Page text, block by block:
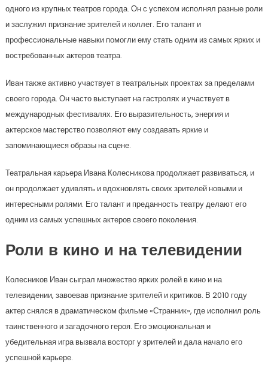
одного из крупных театров города. Он с успехом исполнял разные роли
и заслужил признание зрителей и коллег. Его талант и
профессиональные навыки помогли ему стать одним из самых ярких и
востребованных актеров театра.
Иван также активно участвует в театральных проектах за пределами
своего города. Он часто выступает на гастролях и участвует в
международных фестивалях. Его выразительность, энергия и
актерское мастерство позволяют ему создавать яркие и
запоминающиеся образы на сцене.
Театральная карьера Ивана Колесникова продолжает развиваться, и
он продолжает удивлять и вдохновлять своих зрителей новыми и
интересными ролями. Его талант и преданность театру делают его
одним из самых успешных актеров своего поколения.
Роли в кино и на телевидении
Колесников Иван сыграл множество ярких ролей в кино и на
телевидении, завоевав признание зрителей и критиков. В 2010 году
актер снялся в драматическом фильме «Странник», где исполнил роль
таинственного и загадочного героя. Его эмоциональная и
убедительная игра вызвала восторг у зрителей и дала начало его
успешной карьере.